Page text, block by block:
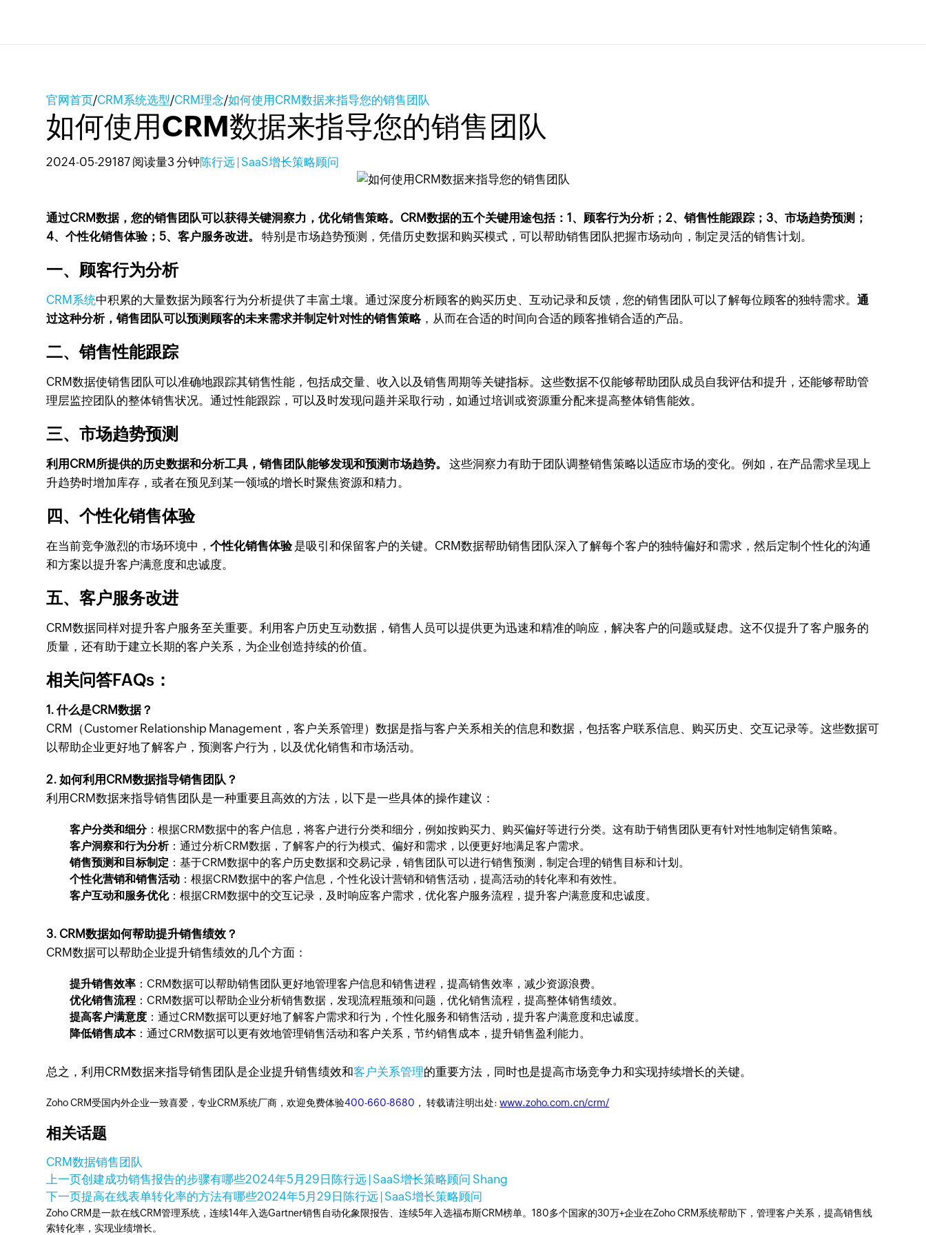
官网首页/CRM系统选型/CRM理念/如何使用CRM数据来指导您的销售团队
如何使用CRM数据来指导您的销售团队
2024-05-29187 阅读量3 分钟陈行远 | SaaS增长策略顾问
通过CRM数据，您的销售团队可以获得关键洞察力，优化销售策略。CRM数据的五个关键用途包括：1、顾客行为分析；2、销售性能跟踪；3、市场趋势预测；
4、个性化销售体验；5、客户服务改进。
特别是市场趋势预测，凭借历史数据和购买模式，可以帮助销售团队把握市场动向，制定灵活的销售计划。
一、顾客行为分析
CRM系统中积累的大量数据为顾客行为分析提供了丰富土壤。通过深度分析顾客的购买历史、互动记录和反馈，您的销售团队可以了解每位顾客的独特需求。通
过这种分析，销售团队可以预测顾客的未来需求并制定针对性的销售策略，从而在合适的时间向合适的顾客推销合适的产品。
二、销售性能跟踪
CRM数据使销售团队可以准确地跟踪其销售性能，包括成交量、收入以及销售周期等关键指标。这些数据不仅能够帮助团队成员自我评估和提升，还能够帮助管
理层监控团队的整体销售状况。通过性能跟踪，可以及时发现问题并采取行动，如通过培训或资源重分配来提高整体销售能效。
三、市场趋势预测
利用CRM所提供的历史数据和分析工具，销售团队能够发现和预测市场趋势。
这些洞察力有助于团队调整销售策略以适应市场的变化。例如，在产品需求呈现上
升趋势时增加库存，或者在预见到某一领域的增长时聚焦资源和精力。
四、个性化销售体验
在当前竞争激烈的市场环境中，个性化销售体验是吸引和保留客户的关键。CRM数据帮助销售团队深入了解每个客户的独特偏好和需求，然后定制个性化的沟通
和方案以提升客户满意度和忠诚度。
五、客户服务改进
CRM数据同样对提升客户服务至关重要。利用客户历史互动数据，销售人员可以提供更为迅速和精准的响应，解决客户的问题或疑虑。这不仅提升了客户服务的
质量，还有助于建立长期的客户关系，为企业创造持续的价值。
相关问答FAQs：
1. 什么是CRM数据？
CRM（Customer Relationship Management，客户关系管理）数据是指与客户关系相关的信息和数据，包括客户联系信息、购买历史、交互记录等。这些数据可
以帮助企业更好地了解客户，预测客户行为，以及优化销售和市场活动。
2. 如何利用CRM数据指导销售团队？
利用CRM数据来指导销售团队是一种重要且高效的方法，以下是一些具体的操作建议：
客户分类和细分：根据CRM数据中的客户信息，将客户进行分类和细分，例如按购买力、购买偏好等进行分类。这有助于销售团队更有针对性地制定销售策略。
客户洞察和行为分析：通过分析CRM数据，了解客户的行为模式、偏好和需求，以便更好地满足客户需求。
销售预测和目标制定 ：基于CRM数据中的客户历史数据和交易记录，销售团队可以进行销售预测，制定合理的销售目标和计划。
个性化营销和销售活动 ：根据CRM数据中的客户信息，个性化设计营销和销售活动，提高活动的转化率和有效性。
客户互动和服务优化：根据CRM数据中的交互记录，及时响应客户需求，优化客户服务流程，提升客户满意度和忠诚度。
3. CRM数据如何帮助提升销售绩效？
CRM数据可以帮助企业提升销售绩效的几个方面：
提升销售效率 ：CRM数据可以帮助销售团队更好地管理客户信息和销售进程，提高销售效率，减少资源浪费。
优化销售流程 ：CRM数据可以帮助企业分析销售数据，发现流程瓶颈和问题，优化销售流程，提高整体销售绩效。
提高客户满意度 ：通过CRM数据可以更好地了解客户需求和行为，个性化服务和销售活动，提升客户满意度和忠诚度。
降低销售成本：通过CRM数据可以更有效地管理销售活动和客户关系，节约销售成本，提升销售盈利能力。
总之，利用CRM数据来指导销售团队是企业提升销售绩效和客户关系管理的重要方法，同时也是提高市场竞争力和实现持续增长的关键。
Zoho CRM受国内外企业一致喜爱，专业CRM系统厂商，欢迎免费体验400-660-8680 ， 转载请注明出处:www.zoho.com.cn/crm/
相关话题
CRM数据销售团队
上一页创建成功销售报告的步骤有哪些2024年5月29日 陈行远 | SaaS增长策略顾问 Shang
下一页提高在线表单转化率的方法有哪些2024年5月29日 陈行远 | SaaS增长策略顾问
Zoho CRM是一款在线CRM管理系统，连续14年入选Gartner销售自动化象限报告、连续5年入选福布斯CRM榜单。180多个国家的30万+企业在Zoho CRM系统帮助下，管理客户关系，提高销售线
索转化率，实现业绩增长。